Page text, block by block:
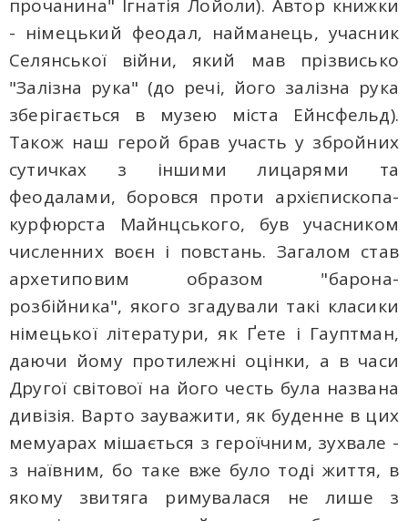
прочанина" Ігнатія Лойоли). Автор книжки
- німецький феодал, найманець, учасник
Селянської війни, який мав прізвисько
"Залізна рука" (до речі, його залізна рука
зберігається в музею міста Ейнсфельд).
Також наш герой брав участь у збройних
сутичках з іншими лицарями та
феодалами, боровся проти архієпископа-
курфюрста Майнцського, був учасником
численних воєн і повстань. Загалом став
архетиповим образом "барона-
розбійника", якого згадували такі класики
німецької літератури, як Ґете і Гауптман,
даючи йому протилежні оцінки, а в часи
Другої світової на його честь була названа
дивізія. Варто зауважити, як буденне в цих
мемуарах мішається з героїчним, зухвале -
з наївним, бо таке вже було тоді життя, в
якому звитяга римувалася не лише з